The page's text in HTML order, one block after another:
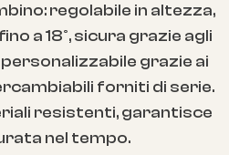
regolabile in altezza,
a 18°, sicura grazie agli
grazie ai
forniti di serie.
resistenti, garantisce
nel tempo.